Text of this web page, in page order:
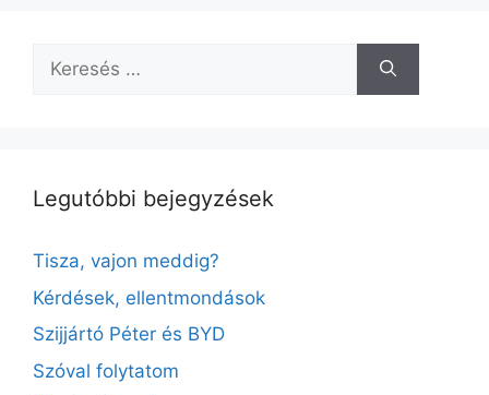
i
:
Keresés:
Legutóbbi bejegyzések
Tisza, vajon meddig?
Kérdések, ellentmondások
Szijjártó Péter és BYD
Szóval folytatom